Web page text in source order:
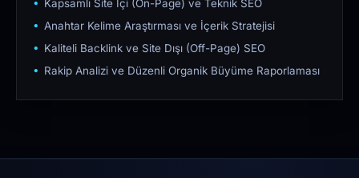
Kapsamlı Site İçi (On-Page) ve Teknik SEO
Anahtar Kelime Araştırması ve İçerik Stratejisi
Kaliteli Backlink ve Site Dışı (Off-Page) SEO
Rakip Analizi ve Düzenli Organik Büyüme Raporlaması